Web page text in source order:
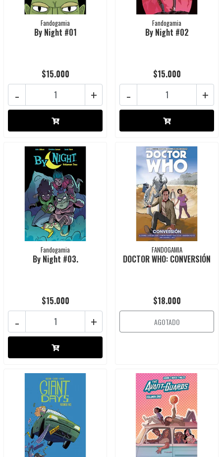
Fandogamia
By Night #01
$15.000
+
-
Fandogamia
By Night #02
$15.000
+
-
Fandogamia
By Night #03.
$15.000
+
-
FANDOGAMIA
DOCTOR WHO: CONVERSIÓN
$18.000
AGOTADO